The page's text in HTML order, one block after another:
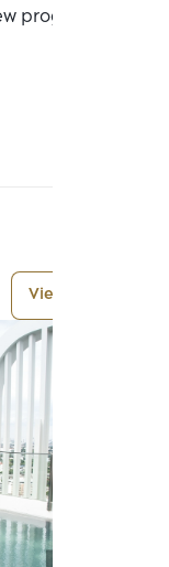
program
View More